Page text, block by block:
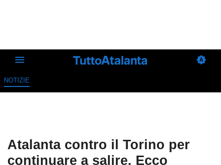
NOTIZIE
Atalanta contro il Torino per
continuare a salire. Ecco